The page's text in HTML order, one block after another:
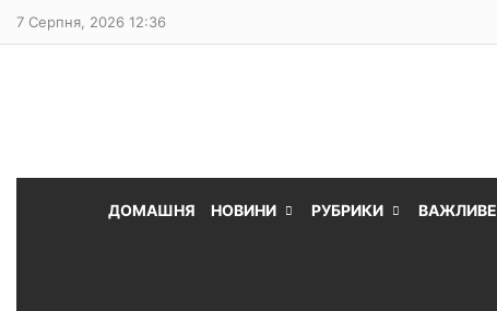
7 Серпня, 2026 12:36
ДОМАШНЯ НОВИНИ РУБРИКИ ВАЖЛИВЕ